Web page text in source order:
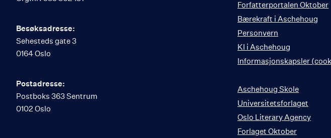
Besøksadresse:
Sehesteds gate 3
0164 Oslo
Postadresse:
Postboks 363 Sentrum
0102 Oslo
Forfatterportalen Oktober
Bærekraft i Aschehoug
Personvern
KI i Aschehoug
Informasjonskapsler
Aschehoug Skole
Universitetsforlaget
Oslo Literary Agency
Forlaget Oktober